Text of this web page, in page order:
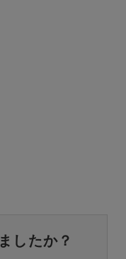
したか？